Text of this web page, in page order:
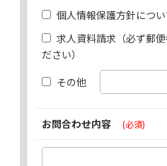
個人情報保護方針につい
求人資料請求（必ず郵
ださい）
その他
お問合わせ内容 (必須)